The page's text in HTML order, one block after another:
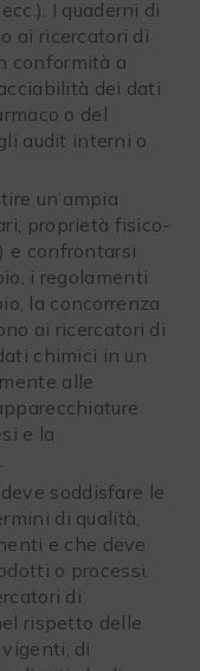
I quaderni di
ai ricercatori di
conformità a
dei dati
o del
audit interni o
un’ampia
proprietà fisico-
e confrontarsi
i regolamenti
la concorrenza
ai ricercatori di
chimici in un
alle
e la
soddisfare le
di qualità,
e che deve
o processi.
di
rispetto delle
di